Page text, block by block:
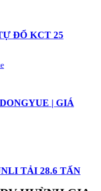
ĐỔ KCT 25
| GIÁ
TẢI 28.6 TẤN